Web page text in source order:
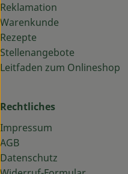
Reklamation
Warenkunde
Rezepte
Stellenangebote
Leitfaden zum Onlineshop
Rechtliches
Impressum
AGB
Datenschutz